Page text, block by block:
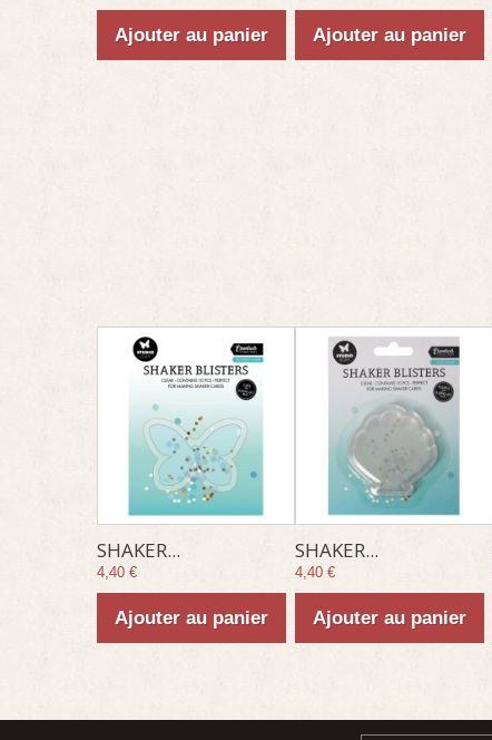
Ajouter au panier Ajouter au panier
SHAKER...
4,40 €
Ajouter au panier
SHAKER...
4,40 €
Ajouter au panier